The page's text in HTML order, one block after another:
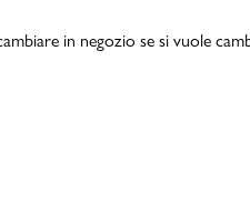
in negozio se si vuole